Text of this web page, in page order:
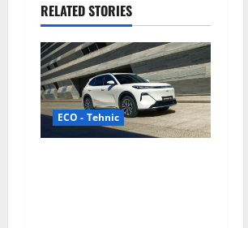
v
i
g
a
RELATED STORIES
ECO - Tehnic